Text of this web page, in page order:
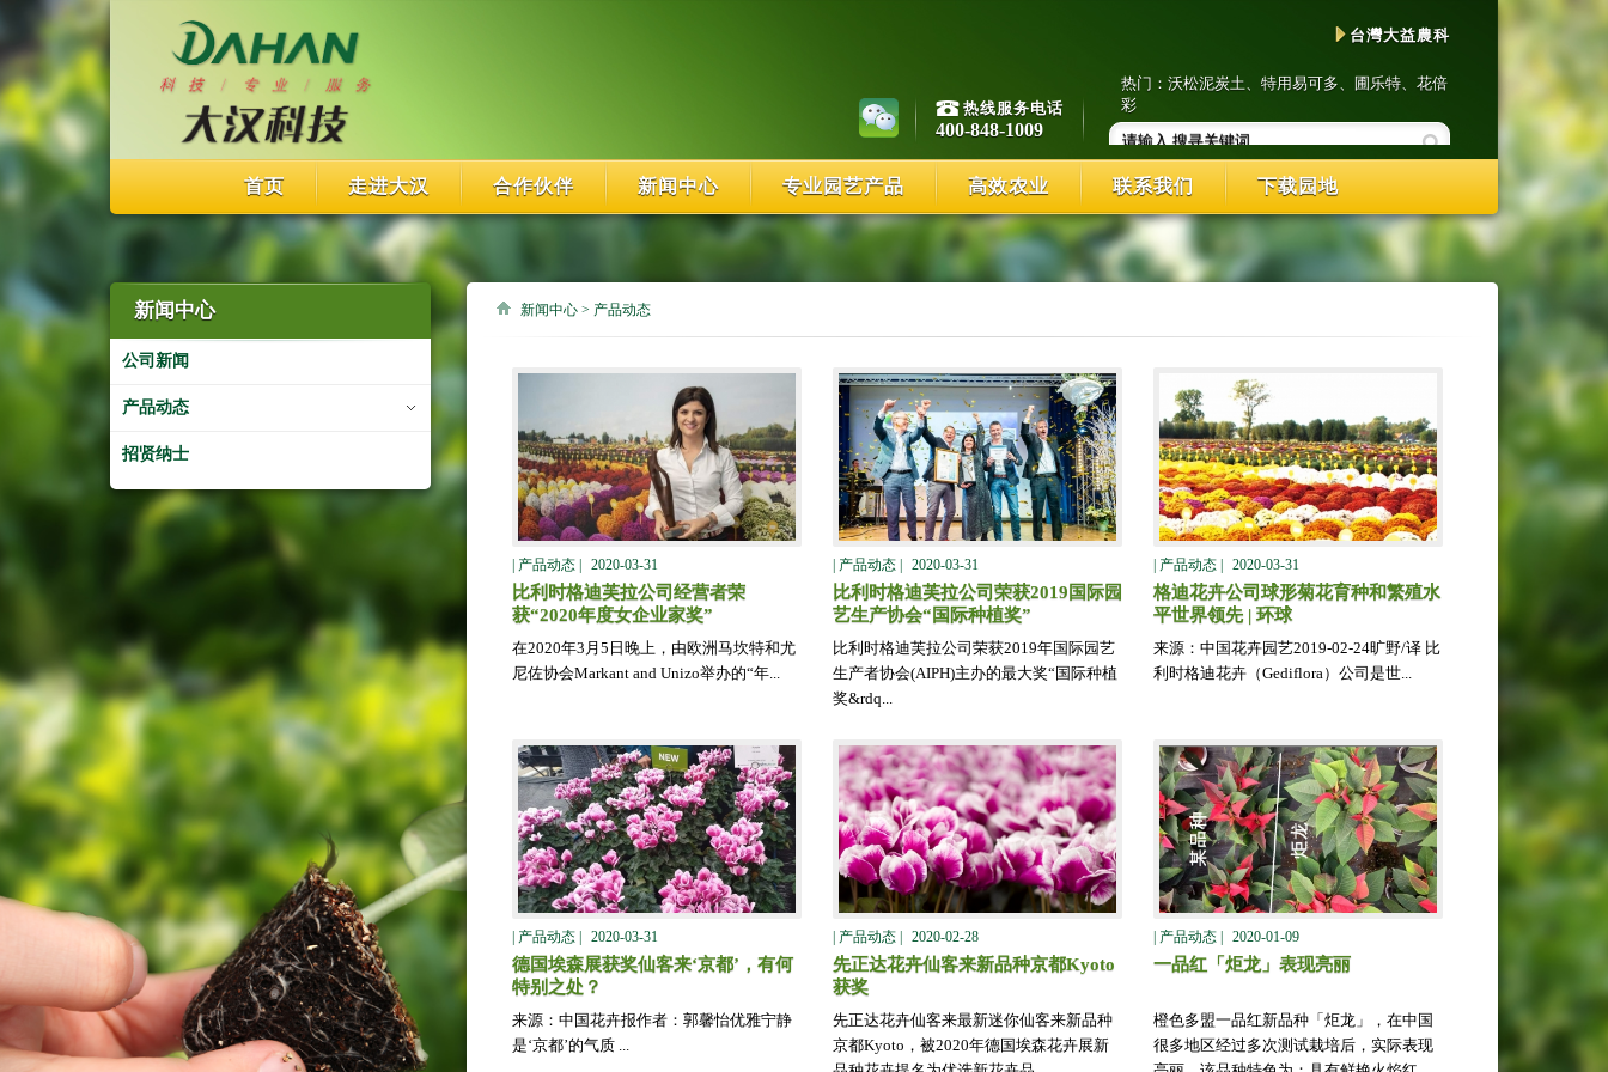
台灣大益農科
热线服务电话
400-848-1009
热门： 沃松泥炭土、 特用易可多、 圃乐特、 花倍
彩
首页 走进大汉 合作伙伴 新闻中心 专业园艺产品 高效农业 联系我们 下载园地
新闻中心
公司新闻
产品动态
招贤纳士
新闻中心> 产品动态
| 产品动态 | 2020-03-31
比利时格迪芙拉公司经营者荣
获“2020年度女企业家奖”
在2020年3月5日晚上，由欧洲马坎特和尤
尼佐协会Markant and Unizo举办的“年...
| 产品动态 | 2020-03-31
比利时格迪芙拉公司荣获2019国际园
艺生产协会“国际种植奖”
比利时格迪芙拉公司荣获2019年国际园艺
生产者协会(AIPH)主办的最大奖“国际种植
奖&rdq...
| 产品动态 | 2020-03-31
格迪花卉公司球形菊花育种和繁殖水
平世界领先 | 环球
来源：中国花卉园艺2019-02-24旷野/译 比
利时格迪花卉（Gediflora）公司是世...
| 产品动态 | 2020-03-31
德国埃森展获奖仙客来‘京都’，有何
特别之处？
来源：中国花卉报作者：郭馨怡​ 优雅宁静
是‘京都’的气质 ...
| 产品动态 | 2020-02-28
先正达花卉仙客来新品种京都Kyoto
获奖
先正达花卉仙客来最新迷你仙客来新品种
京都Kyoto，被2020年德国埃森花卉展新
| 产品动态 | 2020-01-09
一品红「炬龙」表现亮丽
橙色多盟一品红新品种「炬龙」，在中国
很多地区经过多次测试栽培后，实际表现